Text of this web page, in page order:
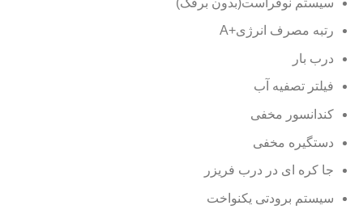
رتبه مصرف انرژی+A
درب بار
فیلتر تصفیه آب
کندانسور مخفی
دستگیره مخفی
جا کره ای در درب فریزر
سیستم برودتی یکنواخت